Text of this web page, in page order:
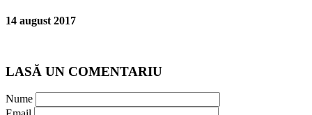
14 august 2017
LASĂ UN COMENTARIU
Nume